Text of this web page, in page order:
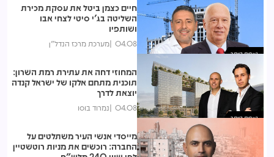
נצפות ביותר
חיים כצמן ביטל את עסקת מכירת
השליטה בג'י סיטי לצחי אבו
ושותפיו
04.08 מערכת מרכז הנדל"ן
נצפות ביותר
המחוזי דחה את עתירת רמת השרון:
תוכנית מתחם אלקו של ישראל קנדה
יוצאת לדרך
04.08 נמרוד בוסו
מייסדי אנשי העיר משתלטים על
החברה: רוכשים את מניות רוטשטיין